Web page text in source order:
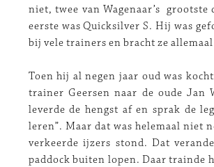
niet, twee van Wagenaar’s
eerste was Quicksilver S. Hij was
bij vele trainers en bracht ze
Toen hij al negen jaar oud was
trainer Geersen naar de oude Jan
leverde de hengst af en sprak de
leren”. Maar dat was helemaal niet
verkeerde ijzers stond. Dat
paddock buiten lopen. Daar trainde